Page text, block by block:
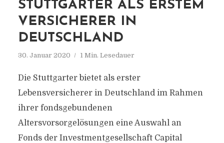
STUTTGARTER ALS ERSTEM
VERSICHERER IN
DEUTSCHLAND
30. Januar 2020 1 Min. Lesedauer
Die Stuttgarter bietet als erster
Lebensversicherer in Deutschland im Rahmen
ihrer fondsgebundenen
Altersvorsorgelösungen eine Auswahl an
Fonds der Investmentgesellschaft Capital